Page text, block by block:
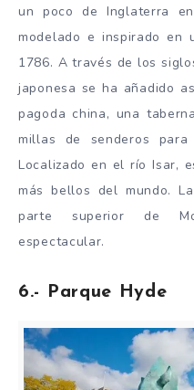
un poco de Inglaterra
modelado e inspirado en
1786. A través de los
japonesa se ha añadido
pagoda china, una
millas de senderos
Localizado en el río Isar,
más bellos del mundo.
parte superior de
espectacular.
6.- Parque Hyde